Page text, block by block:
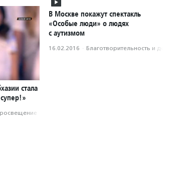
стала
В Москве покажут спектакль
«Особые люди» о людях
с аутизмом
16.02.2016 · Благотвори­тель­ность и